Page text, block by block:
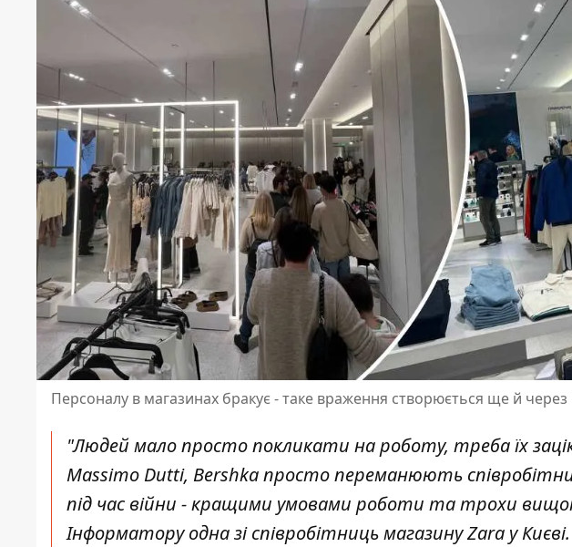
Персоналу в магазинах бракує - таке враження створюється ще й через
"Людей мало просто покликати на роботу, треба їх
Massimo Dutti, Bershka просто переманюють
під час війни - кращими умовами роботи та трохи
Інформатору одна зі співробітниць магазину Zara у Києві.